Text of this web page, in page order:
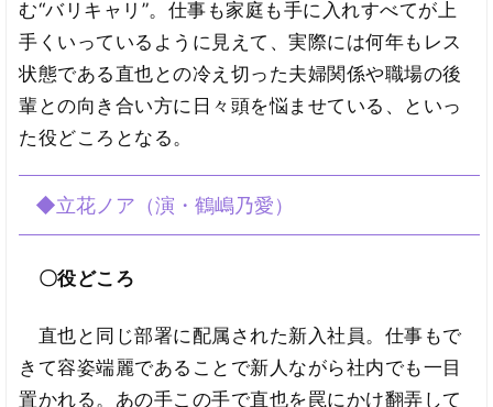
む“バリキャリ”。仕事も家庭も手に入れすべてが上
手くいっているように見えて、実際には何年もレス
状態である直也との冷え切った夫婦関係や職場の後
輩との向き合い方に日々頭を悩ませている、といっ
た役どころとなる。
◆立花ノア（演・鶴嶋乃愛）
〇役どころ
直也と同じ部署に配属された新入社員。仕事もで
きて容姿端麗であることで新人ながら社内でも一目
置かれる。あの手この手で直也を罠にかけ翻弄して